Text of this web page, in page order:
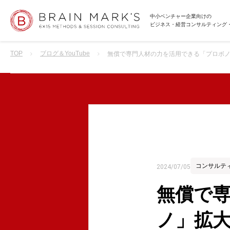
中小ベンチャー企業向けの
ビジネス・経営コンサルティング
TOP ブログ＆YouTube 無償で専門人材の力を活用できる「プロ
2024/07/05 コンサルテ
無償で
ノ」拡